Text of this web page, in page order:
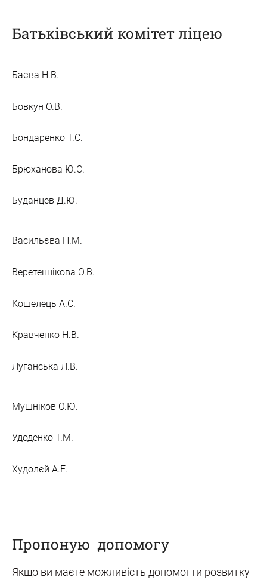
Батьківський комітет ліцею
Баєва Н.В.
Бовкун О.В.
Бондаренко Т.С.
Брюханова Ю.С.
Буданцев Д.Ю.
Васильєва Н.М.
Веретеннікова О.В.
Кошелець А.С.
Кравченко Н.В.
Луганська Л.В.
Мушніков О.Ю.
Удоденко Т.М.
Худолєй А.Е.
Пропоную допомогу
Якщо ви маєте можливість допомогти розвитку